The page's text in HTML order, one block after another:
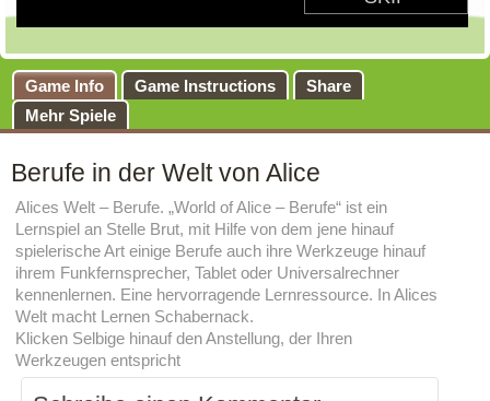
Game Info Game Instructions
Share
Mehr Spiele
Berufe in der Welt von Alice
Alices Welt – Berufe. „World of Alice – Berufe“ ist ein
Lernspiel an Stelle Brut, mit Hilfe von dem jene hinauf
spielerische Art einige Berufe auch ihre Werkzeuge hinauf
ihrem Funkfernsprecher, Tablet oder Universalrechner
kennenlernen. Eine hervorragende Lernressource. In Alices
Welt macht Lernen Schabernack.
Klicken Selbige hinauf den Anstellung, der Ihren
Werkzeugen entspricht